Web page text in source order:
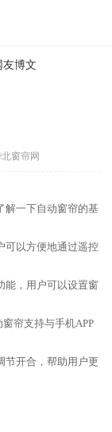
友博文
窗帘网
解一下自动窗帘的基
可以方便地通过遥控
能，用户可以设置窗
帘支持与手机APP
节开合，帮助用户更